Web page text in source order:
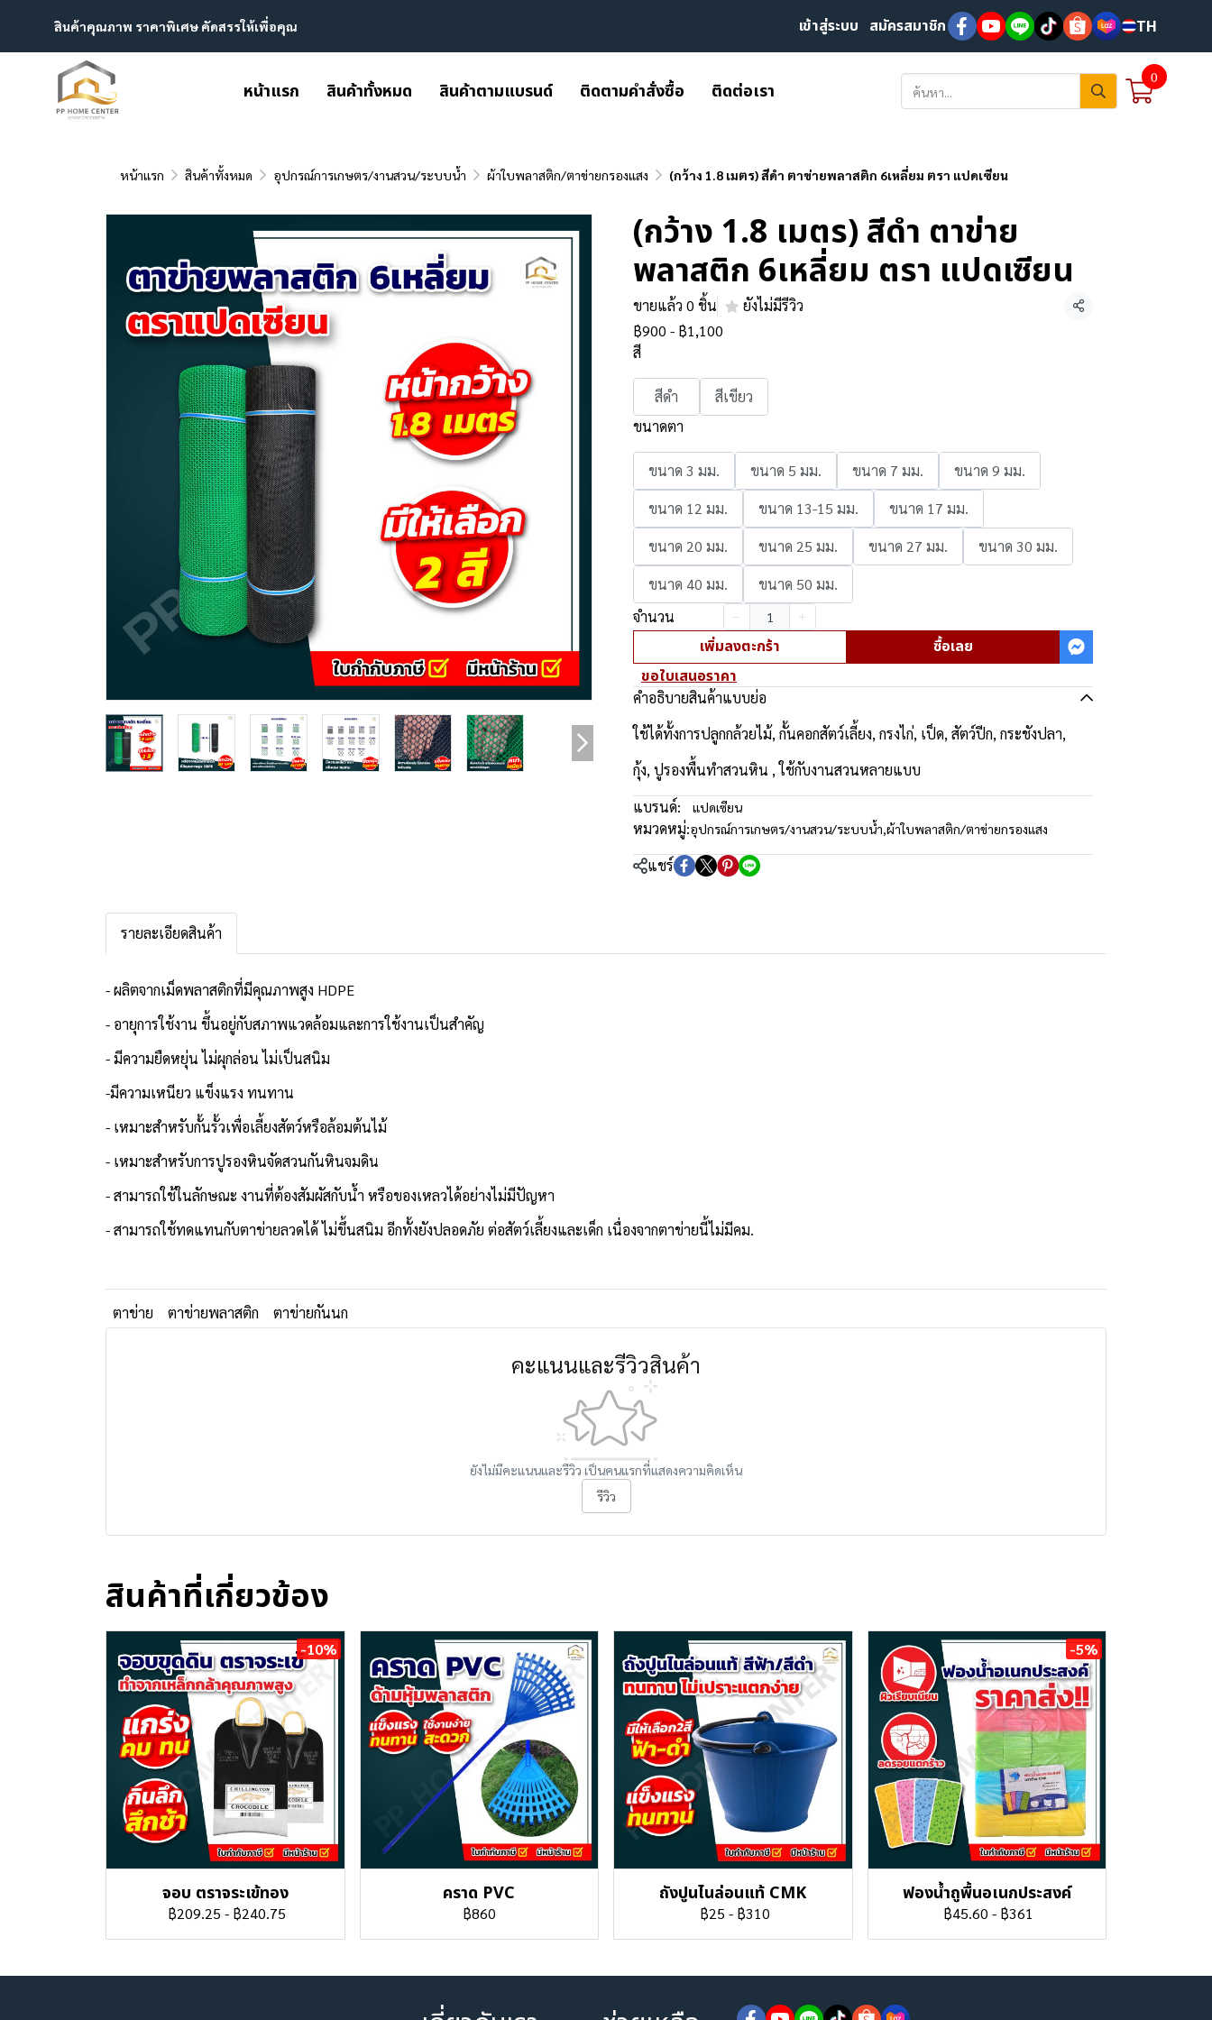
สินค้าคุณภาพ ราคาพิเศษ คัดสรรให้เพื่อคุณ เข้าสู่ระบบ สมัครสมาชิก TH
หน้าแรก สินค้าทั้งหมด สินค้าตามแบรนด์ ติดตามคำสั่งซื้อ ติดต่อเรา
0
หน้าแรก สินค้าทั้งหมด อุปกรณ์การเกษตร/งานสวน/ระบบน้ำ ผ้าใบพลาสติก/ตาข่ายกรองแสง (กว้าง 1.8 เมตร) สีดำ ตาข่ายพลาสติก 6เหลี่ยม ตรา แปดเซียน
(กว้าง 1.8 เมตร) สีดำ ตาข่าย
พลาสติก 6เหลี่ยม ตรา แปดเซียน
ขายแล้ว 0 ชิ้น ยังไม่มีรีวิว แชร์
฿900 - ฿1,100
สี
สีดำ
สีเขียว
ขนาดตา
ขนาด 3 มม. ขนาด 5 มม. ขนาด 7 มม.
ขนาด 9 มม.
ขนาด 12 มม.
ขนาด 13-15 มม.
ขนาด 17 มม.
ขนาด 20 มม.
ขนาด 25 มม. ขนาด 27 มม.
ขนาด 30 มม.
ขนาด 40 มม.
ขนาด 50 มม.
จำนวน
เพิ่มลงตะกร้า
ซื้อเลย
ขอใบเสนอราคา
คำอธิบายสินค้าแบบย่อ
ใช้ได้ทั้งการปลูกกล้วยไม้, กั้นคอกสัตว์เลี้ยง, กรงไก่, เป็ด, สัตว์ปีก, กระชังปลา,
กุ้ง, ปูรองพื้นทำสวนหิน , ใช้กับงานสวนหลายแบบ
แบรนด์:
แปดเซียน
หมวดหมู่:อุปกรณ์การเกษตร/งานสวน/ระบบน้ำ,ผ้าใบพลาสติก/ตาข่ายกรองแสง
แชร์
รายละเอียดสินค้า
- ผลิตจากเม็ดพลาสติกที่มีคุณภาพสูง HDPE
- อายุการใช้งาน ขึ้นอยู่กับสภาพแวดล้อมและการใช้งานเป็นสำคัญ
- มีความยืดหยุ่น ไม่ผุกล่อน ไม่เป็นสนิม
-มีความเหนียว แข็งแรง ทนทาน
- เหมาะสำหรับกั้นรั้วเพื่อเลี้ยงสัตว์หรือล้อมต้นไม้
- เหมาะสำหรับการปูรองหินจัดสวนกันหินจมดิน
- สามารถใช้ในลักษณะ งานที่ต้องสัมผัสกับน้ำ หรือของเหลวได้อย่างไม่มีปัญหา
- สามารถใช้ทดแทนกับตาข่ายลวดได้ ไม่ขึ้นสนิม อีกทั้งยังปลอดภัย ต่อสัตว์เลี้ยงและเด็ก เนื่องจากตาข่ายนี้ไม่มีคม.
ตาข่าย ตาข่ายพลาสติก ตาข่ายกันนก
คะแนนและรีวิวสินค้า
ยังไม่มีคะแนนและรีวิว เป็นคนแรกที่แสดงความคิดเห็น
รีวิว
สินค้าที่เกี่ยวข้อง
-10%
จอบ ตราจระเข้ทอง
฿209.25 - ฿240.75
คราด PVC
฿860
ถังปูนไนล่อนแท้ CMK
฿25 - ฿310
-5%
ฟองน้ำถูพื้นอเนกประสงค์
฿45.60 - ฿361